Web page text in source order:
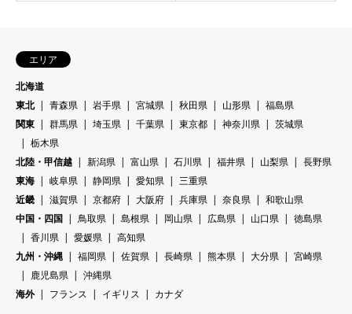
エリア
北海道
東北
青森県 岩手県 宮城県 秋田県 山形県
福島県
関東
群馬県 埼玉県 千葉県 東京都 神奈川県
茨城県
栃木県
北陸・甲信越
新潟県 富山県 石川県 福井県 山梨県
長野県
東海
岐阜県 静岡県 愛知県
三重県
近畿
滋賀県 京都府 大阪府 兵庫県 奈良県
和歌山県
中国・四国
鳥取県 島根県 岡山県 広島県 山口県
徳島県
香川県
愛媛県
高知県
九州・沖縄
福岡県 佐賀県 長崎県 熊本県 大分県
宮崎県
鹿児島県
沖縄県
海外
フランス イギリス カナダ